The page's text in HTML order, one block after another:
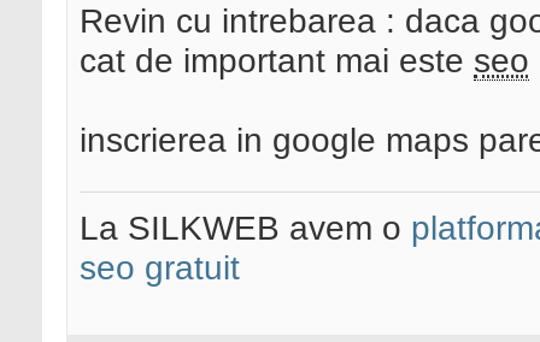
Revin cu intrebarea : daca
cat de important mai este seo
inscrierea in google maps
La SILKWEB avem o
seo gratuit